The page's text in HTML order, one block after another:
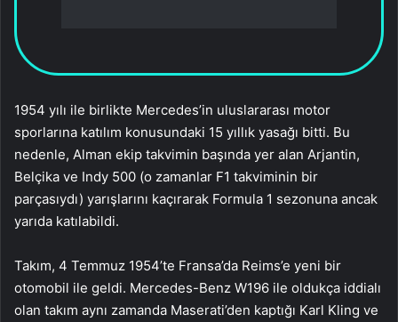
1954 yılı ile birlikte Mercedes’in uluslararası motor
sporlarına katılım konusundaki 15 yıllık yasağı bitti. Bu
nedenle, Alman ekip takvimin başında yer alan Arjantin,
Belçika ve Indy 500 (o zamanlar F1 takviminin bir
parçasıydı) yarışlarını kaçırarak Formula 1 sezonuna ancak
yarıda katılabildi.
Takım, 4 Temmuz 1954’te Fransa’da Reims’e yeni bir
otomobil ile geldi. Mercedes-Benz W196 ile oldukça iddialı
olan takım aynı zamanda Maserati’den kaptığı Karl Kling ve